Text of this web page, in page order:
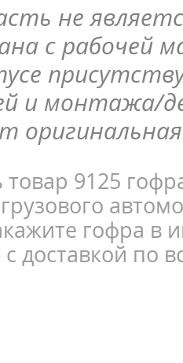
не
с рабочей
и монтажа/
оригинальная
товар 9125
гофра в
доставкой по